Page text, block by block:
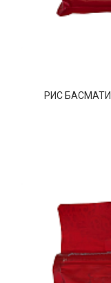
РИС БАСМАТИ